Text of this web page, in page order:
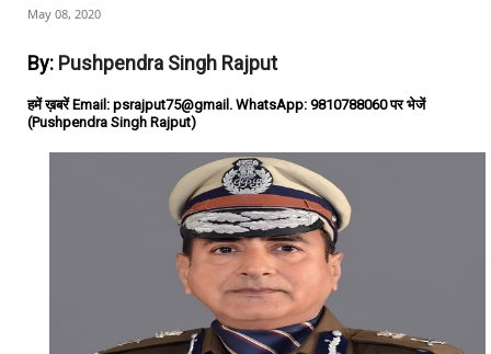
May 08, 2020
By: Pushpendra Singh Rajput
हमें ख़बरें Email: psrajput75@gmail. WhatsApp: 9810788060 पर भेजें
(Pushpendra Singh Rajput)